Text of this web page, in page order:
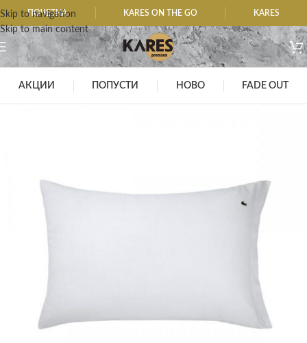
Skip to navigation
Skip to main content
ПОЧЕТНА KARES ON THE GO KARES
АКЦИИ ПОПУСТИ НОВО FADE OUT